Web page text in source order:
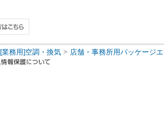
[業務用]空調・換気 店舗・事務所用パッケージ